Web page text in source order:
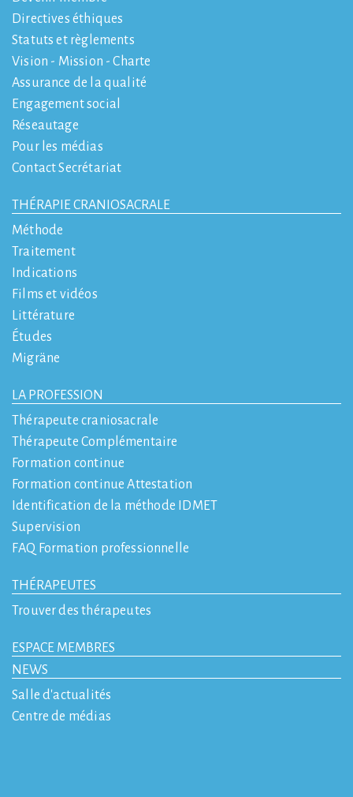
Directives éthiques
Statuts et règlements
Vision - Mission - Charte
Assurance de la qualité
Engagement social
Réseautage
Pour les médias
Contact Secrétariat
THÉRAPIE CRANIOSACRALE
Méthode
Traitement
Indications
Films et vidéos
Littérature
Études
Migräne
LA PROFESSION
Thérapeute craniosacrale
Thérapeute Complémentaire
Formation continue
Formation continue Attestation
Identification de la méthode IDMET
Supervision
FAQ Formation professionnelle
THÉRAPEUTES
Trouver des thérapeutes
ESPACE MEMBRES
NEWS
Salle d'actualités
Centre de médias